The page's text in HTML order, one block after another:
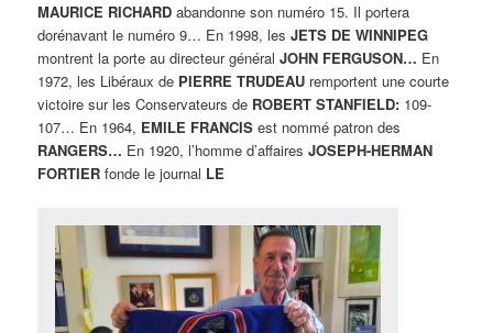
MAURICE RICHARD abandonne son numéro 15. Il portera
dorénavant le numéro 9… En 1998, lesJETS DE WINNIPEG
montrent la porte au directeur généralJOHN FERGUSON… En
1972, les Libéraux de PIERRE TRUDEAU remportent une courte
victoire sur les Conservateurs de ROBERT STANFIELD: 109-
107… En 1964, EMILE FRANCIS est nommé patron des
RANGERS… En 1920, l’homme d’affairesJOSEPH-HERMAN
FORTIER fonde le journal LE